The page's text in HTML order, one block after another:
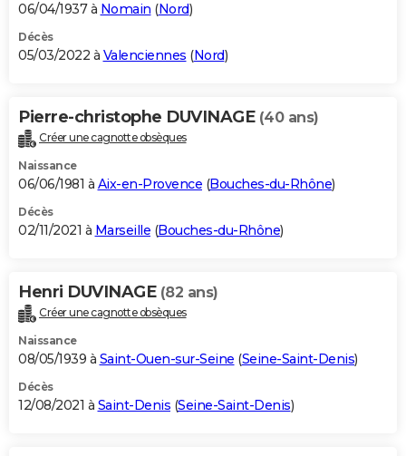
06/04/1937 à Nomain (Nord)
Décès
05/03/2022 à Valenciennes (Nord)
Pierre-christophe DUVINAGE (40 ans)
Créer une cagnotte obsèques
Naissance
06/06/1981 à Aix-en-Provence (Bouches-du-Rhône)
Décès
02/11/2021 à Marseille (Bouches-du-Rhône)
Henri DUVINAGE (82 ans)
Créer une cagnotte obsèques
Naissance
08/05/1939 à Saint-Ouen-sur-Seine (Seine-Saint-Denis)
Décès
12/08/2021 à Saint-Denis (Seine-Saint-Denis)